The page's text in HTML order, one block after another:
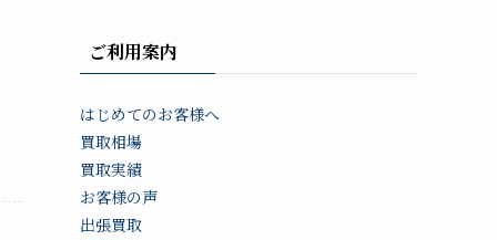
ご利用案内
はじめてのお客様へ
買取相場
買取実績
お客様の声
出張買取